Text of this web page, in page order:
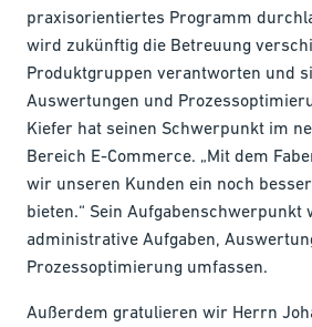
praxisorientiertes Programm
wird zukünftig die Betreuung
Produktgruppen verantworten und
Auswertungen und
Kiefer hat seinen Schwerpunkt im
Bereich E-Commerce. „Mit dem
wir unseren Kunden ein noch
bieten.“ Sein
administrative Aufgaben,
Prozessoptimierung umfassen.
Außerdem gratulieren wir Herrn